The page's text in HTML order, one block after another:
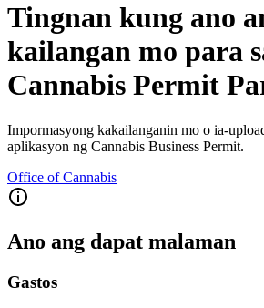
Tingnan kung ano
kailangan mo para
Cannabis Permit
Impormasyong kakailanganin mo o ia-
aplikasyon ng Cannabis Business Permit.
Office of Cannabis
Ano ang dapat malaman
Gastos